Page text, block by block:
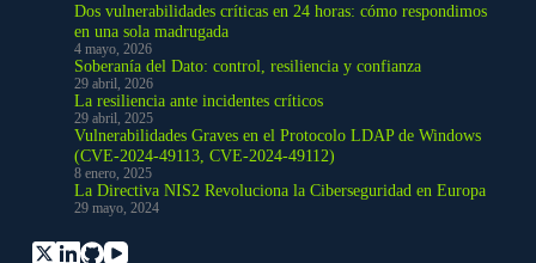
Dos vulnerabilidades críticas en 24 horas: cómo respondimos
en una sola madrugada
4 mayo, 2026
Soberanía del Dato: control, resiliencia y confianza
29 abril, 2026
La resiliencia ante incidentes críticos
29 abril, 2025
Vulnerabilidades Graves en el Protocolo LDAP de Windows
(CVE-2024-49113, CVE-2024-49112)
8 enero, 2025
La Directiva NIS2 Revoluciona la Ciberseguridad en Europa
29 mayo, 2024